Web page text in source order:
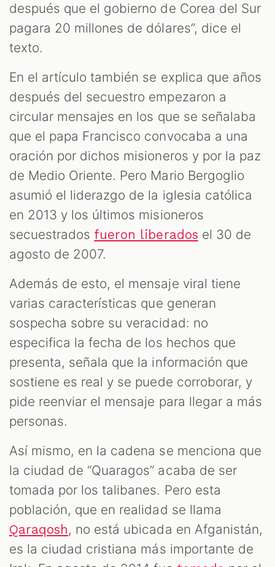
después que el gobierno de Corea del Sur
pagara 20 millones de dólares”, dice el
texto.
En el artículo también se explica que años
después del secuestro empezaron a
circular mensajes en los que se señalaba
que el papa Francisco convocaba a una
oración por dichos misioneros y por la paz
de Medio Oriente. Pero Mario Bergoglio
asumió el liderazgo de la iglesia católica
en 2013 y los últimos misioneros
secuestrados fueron liberados el 30 de
agosto de 2007.
Además de esto, el mensaje viral tiene
varias características que generan
sospecha sobre su veracidad: no
especifica la fecha de los hechos que
presenta, señala que la información que
sostiene es real y se puede corroborar, y
pide reenviar el mensaje para llegar a más
personas.
Así mismo, en la cadena se menciona que
la ciudad de “Quaragos” acaba de ser
tomada por los talibanes. Pero esta
población, que en realidad se llama
Qaraqosh, no está ubicada en Afganistán,
es la ciudad cristiana más importante de